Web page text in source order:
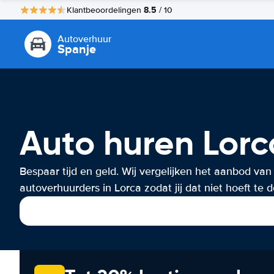
Klantbeoordelingen 8.5 / 10
Autoverhuur
Spanje
Auto huren
Bespaar tijd en geld. Wij vergelijken het aanbod van
autoverhuurders in Lorca zodat jij dat niet hoeft te